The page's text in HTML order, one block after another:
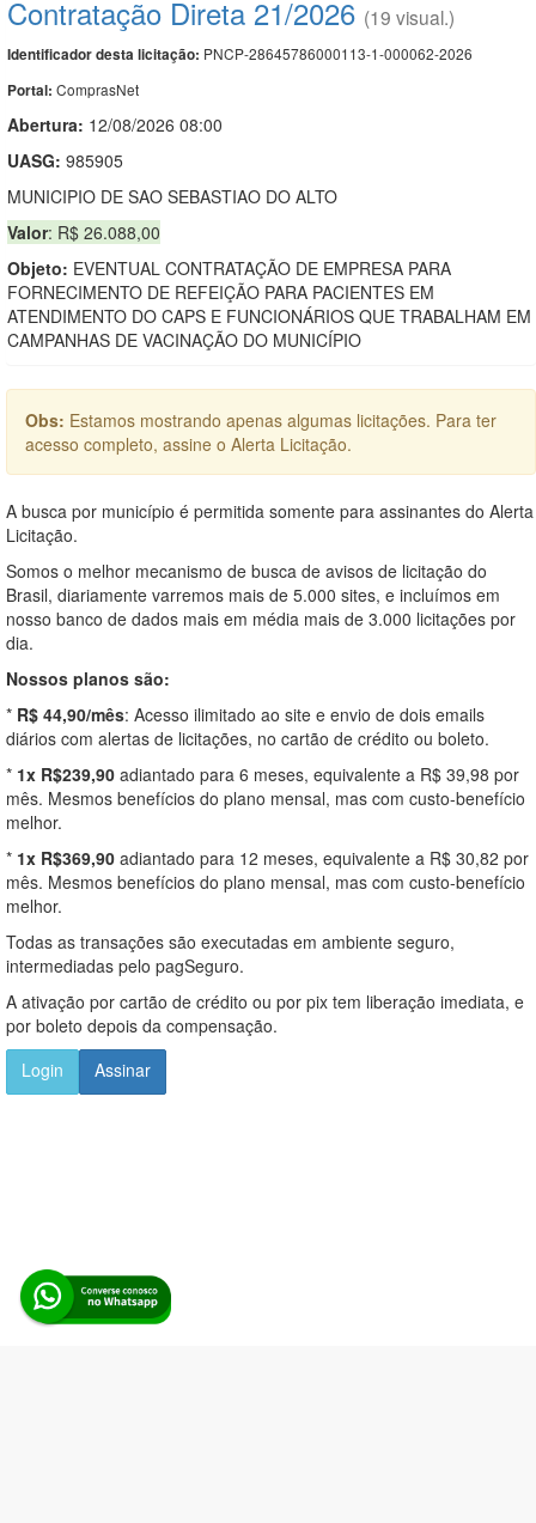
Contratação Direta 21/2026 (19 visual.)
Identificador desta licitação: PNCP-28645786000113-1-000062-2026
Portal: ComprasNet
Abertura: 12/08/2026 08:00
UASG: 985905
MUNICIPIO DE SAO SEBASTIAO DO ALTO
Valor: R$ 26.088,00
Objeto: EVENTUAL CONTRATAÇÃO DE EMPRESA PARA
FORNECIMENTO DE REFEIÇÃO PARA PACIENTES EM
ATENDIMENTO DO CAPS E FUNCIONÁRIOS QUE TRABALHAM EM
CAMPANHAS DE VACINAÇÃO DO MUNICÍPIO
Obs: Estamos mostrando apenas algumas licitações. Para ter
acesso completo, assine o Alerta Licitação.
A busca por município é permitida somente para assinantes do Alerta
Licitação.
Somos o melhor mecanismo de busca de avisos de licitação do
Brasil, diariamente varremos mais de 5.000 sites, e incluímos em
nosso banco de dados mais em média mais de 3.000 licitações por
dia.
Nossos planos são:
* R$ 44,90/mês: Acesso ilimitado ao site e envio de dois emails
diários com alertas de licitações, no cartão de crédito ou boleto.
* 1x R$239,90 adiantado para 6 meses, equivalente a R$ 39,98 por
mês. Mesmos benefícios do plano mensal, mas com custo-benefício
melhor.
* 1x R$369,90 adiantado para 12 meses, equivalente a R$ 30,82 por
mês. Mesmos benefícios do plano mensal, mas com custo-benefício
melhor.
Todas as transações são executadas em ambiente seguro,
intermediadas pelo pagSeguro.
A ativação por cartão de crédito ou por pix tem liberação imediata, e
por boleto depois da compensação.
Login
Assinar